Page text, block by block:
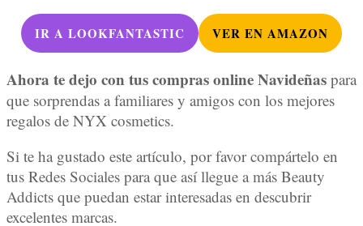
IR A LOOKFANTASTIC VER EN AMAZON
Ahora te dejo con tus compras online Navideñas para
que sorprendas a familiares y amigos con los mejores
regalos de NYX cosmetics.
Si te ha gustado este artículo, por favor compártelo en
tus Redes Sociales para que así llegue a más Beauty
Addicts que puedan estar interesadas en descubrir
excelentes marcas.